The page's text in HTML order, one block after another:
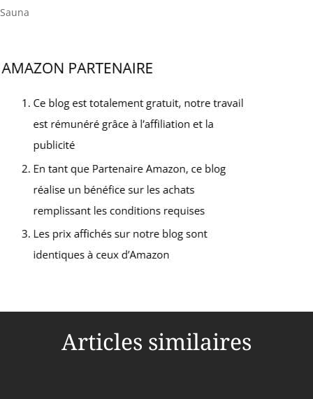
Sauna
Articles similaires